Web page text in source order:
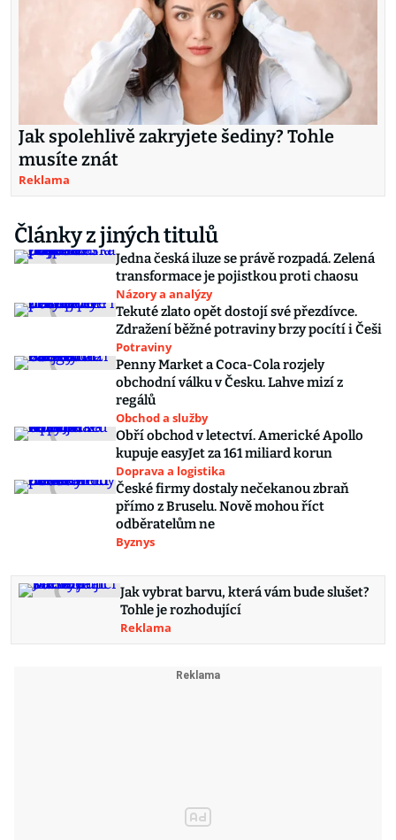
Jak spolehlivě zakryjete šediny? Tohle
musíte znát
Reklama
Články z jiných titulů
Jedna česká iluze se právě rozpadá. Zelená
transformace je pojistkou proti chaosu
Názory a analýzy
Tekuté zlato opět dostojí své přezdívce.
Zdražení běžné potraviny brzy pocítí i Češi
Potraviny
Penny Market a Coca-Cola rozjely
obchodní válku v Česku. Lahve mizí z
regálů
Obchod a služby
Obří obchod v letectví. Americké Apollo
kupuje easyJet za 161 miliard korun
Doprava a logistika
České firmy dostaly nečekanou zbraň
přímo z Bruselu. Nově mohou říct
odběratelům ne
Byznys
Jak vybrat barvu, která vám bude slušet?
Tohle je rozhodující
Reklama